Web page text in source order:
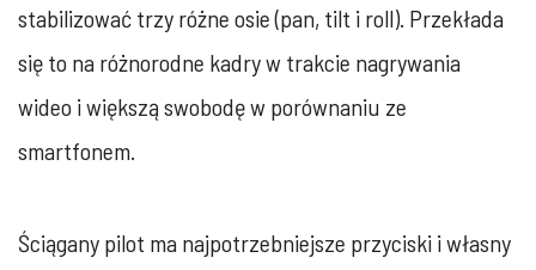
stabilizować trzy różne osie (pan, tilt i roll). Przekłada
się to na różnorodne kadry w trakcie nagrywania
wideo i większą swobodę w porównaniu ze
smartfonem.
Ściągany pilot ma najpotrzebniejsze przyciski i własny